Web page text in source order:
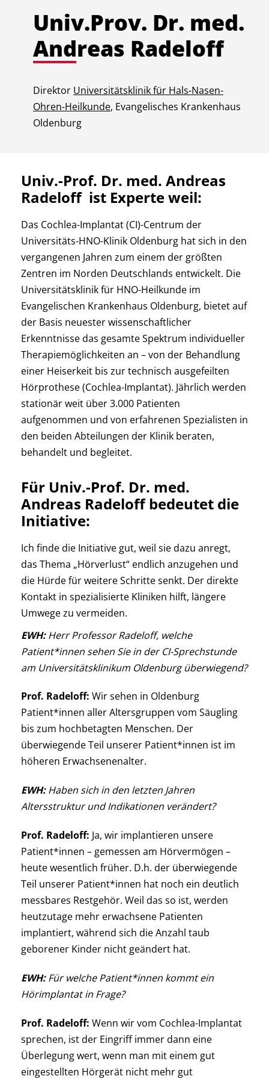
Univ.Prov. Dr. med.
Andreas Radeloff
Direktor Universitätsklinik für Hals-Nasen-
Ohren-Heilkunde, Evangelisches Krankenhaus
Oldenburg
Univ.-Prof. Dr. med. Andreas
Radeloff ist Experte weil:
Das Cochlea-Implantat (CI)-Centrum der
Universitäts-HNO-Klinik Oldenburg hat sich in den
vergangenen Jahren zum einem der größten
Zentren im Norden Deutschlands entwickelt. Die
Universitätsklinik für HNO-Heilkunde im
Evangelischen Krankenhaus Oldenburg, bietet auf
der Basis neuester wissenschaftlicher
Erkenntnisse das gesamte Spektrum individueller
Therapiemöglichkeiten an – von der Behandlung
einer Heiserkeit bis zur technisch ausgefeilten
Hörprothese (Cochlea-Implantat). Jährlich werden
stationär weit über 3.000 Patienten
aufgenommen und von erfahrenen Spezialisten in
den beiden Abteilungen der Klinik beraten,
behandelt und begleitet.
Für Univ.-Prof. Dr. med.
Andreas Radeloff bedeutet die
Initiative:
Ich finde die Initiative gut, weil sie dazu anregt,
das Thema „Hörverlust“ endlich anzugehen und
die Hürde für weitere Schritte senkt. Der direkte
Kontakt in spezialisierte Kliniken hilft, längere
Umwege zu vermeiden.
EWH:Herr Professor Radeloff, welche
Patient*innen sehen Sie in der CI-Sprechstunde
am Universitätsklinikum Oldenburg überwiegend?
Prof. Radeloff: Wir sehen in Oldenburg
Patient*innen aller Altersgruppen vom Säugling
bis zum hochbetagten Menschen. Der
überwiegende Teil unserer Patient*innen ist im
höheren Erwachsenenalter.
EWH:Haben sich in den letzten Jahren
Altersstruktur und Indikationen verändert?
Prof. Radeloff: Ja, wir implantieren unsere
Patient*innen – gemessen am Hörvermögen –
heute wesentlich früher. D.h. der überwiegende
Teil unserer Patient*innen hat noch ein deutlich
messbares Restgehör. Weil das so ist, werden
heutzutage mehr erwachsene Patienten
implantiert, während sich die Anzahl taub
geborener Kinder nicht geändert hat.
EWH:Für welche Patient*innen kommt ein
Hörimplantat in Frage?
Prof. Radeloff: Wenn wir vom Cochlea-Implantat
sprechen, ist der Eingriff immer dann eine
Überlegung wert, wenn man mit einem gut
eingestellten Hörgerät nicht mehr gut